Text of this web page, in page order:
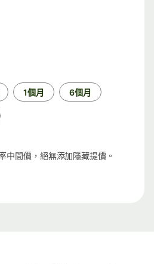
1個月 6個月
中間價，絕無添加隱藏提價。